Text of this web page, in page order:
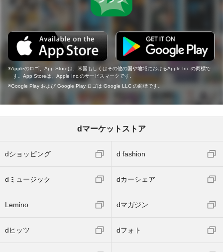
Appleのロゴ、App Storeは、米国もしくはその他の国や地域におけるApple Inc.の商標で
す。App Storeは、Apple Inc.のサービスマークです。
Google Play および Google Play ロゴは Google LLC の商標です。
dマーケットストア
dショッピング d fashion
dミュージック dカーシェア
Lemino dマガジン
dヒッツ dフォト